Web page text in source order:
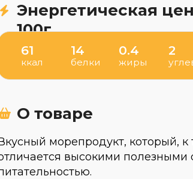
Энергетическая
100г
О товаре
ккал жиры
белки
61 0.4
14 2
морепродукт, который, к
высокими полезными